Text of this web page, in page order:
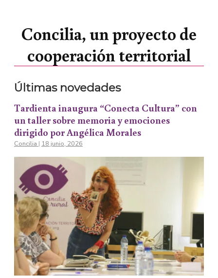
Concilia, un proyecto de
cooperación territorial
Últimas novedades
Tardienta inaugura “Conecta Cultura” con
un taller sobre memoria y emociones
dirigido por Angélica Morales
Concilia | 18 junio, 2026